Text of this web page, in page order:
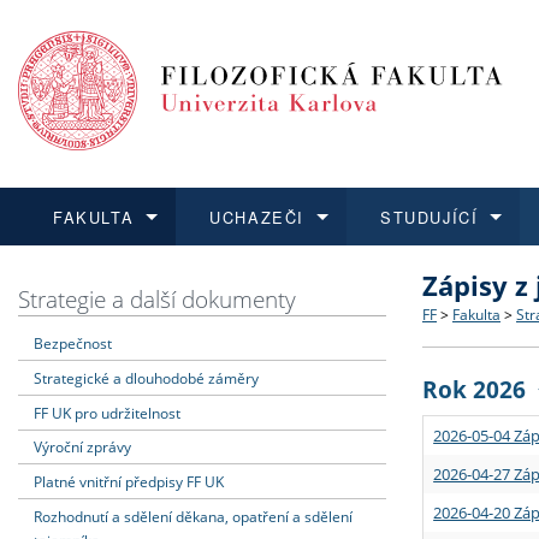
FAKULTA
Dozvědět se více
Struktura
Strategie
Podpora
UCHAZEČI
Podat přihlášku
Co
Učitelské
STUDUJÍCÍ
Dozvědět se více
Rigorózní
Dozvědět se více
O vědě a
Granty a
Dozvědět se více
Aktuální
Strategie a další dokumenty
Bezpečnost
Strategické a dlouhodobé záměry
FF UK pro udržitelnost
Výroční zprávy
Platné vnitřní předpisy FF UK
Rozhodnutí a sdělení děkana, opatření a sdělení
Zápisy
FF > Fakulta >
Rok 2026
2026-05-04
2026-04-27
2026-04-20